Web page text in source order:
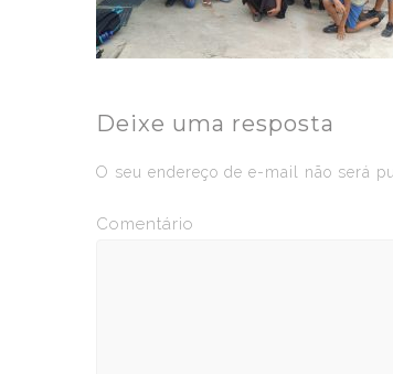
Deixe uma resposta
O seu endereço de e-mail não será
Comentário